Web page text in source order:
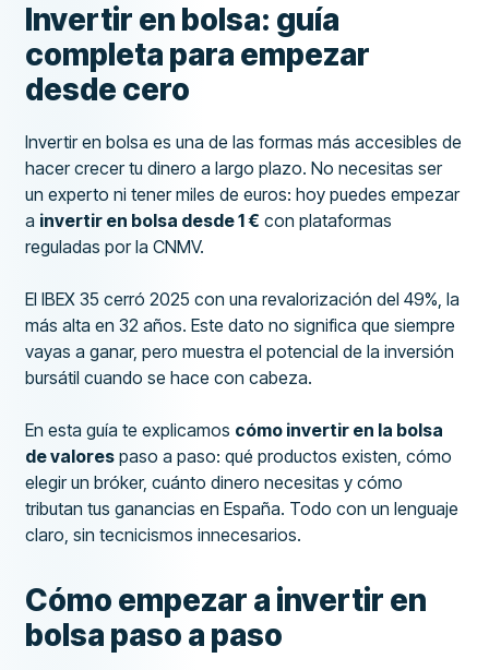
Invertir en bolsa: guía
completa para empezar
desde cero
Invertir en bolsa es una de las formas más accesibles de
hacer crecer tu dinero a largo plazo. No necesitas ser
un experto ni tener miles de euros: hoy puedes empezar
a invertir en bolsa desde 1 € con plataformas
reguladas por la CNMV.
El IBEX 35 cerró 2025 con una revalorización del 49%, la
más alta en 32 años. Este dato no significa que siempre
vayas a ganar, pero muestra el potencial de la inversión
bursátil cuando se hace con cabeza.
En esta guía te explicamos cómo invertir en la bolsa
de valores paso a paso: qué productos existen, cómo
elegir un bróker, cuánto dinero necesitas y cómo
tributan tus ganancias en España. Todo con un lenguaje
claro, sin tecnicismos innecesarios.
Cómo empezar a invertir en
bolsa paso a paso